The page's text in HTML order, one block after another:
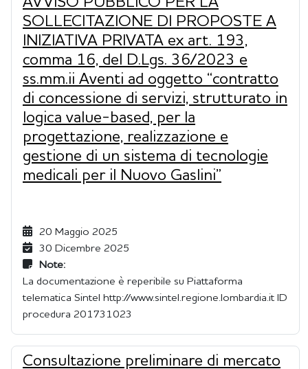
SOLLECITAZIONE DI PROPOSTE A
INIZIATIVA PRIVATA ex art. 193,
comma 16, del D.Lgs. 36/2023 e
ss.mm.ii Aventi ad oggetto “contratto
di concessione di servizi, strutturato in
logica value-based, per la
progettazione, realizzazione e
gestione di un sistema di tecnologie
medicali per il Nuovo Gaslini”
20 Maggio 2025
30 Dicembre 2025
Note:
La documentazione è reperibile su Piattaforma
telematica Sintel http://www.sintel.regione.lombardia.it ID
procedura 201731023
Consultazione preliminare di mercato